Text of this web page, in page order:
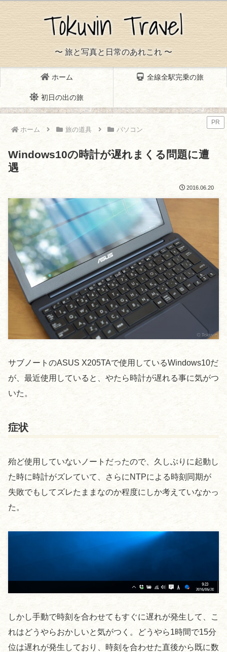
〜 旅と写真と日常のあれこれ 〜
ホーム 全線全駅完乗の旅
初日の出の旅
PR
ホーム 旅の道具 パソコン
Windows10の時計が遅れまくる問題に遭
遇
2016.06.20
サブノートのASUS X205TAで使用しているWindows10だ
が、最近使用していると、やたら時計が遅れる事に気がつ
いた。
症状
殆ど使用していないノートだったので、久しぶりに起動し
た時に時計がズレていて、さらにNTPによる時刻同期が
失敗でもしてズレたままなのか程度にしか考えていなかっ
た。
しかし手動で時刻を合わせてもすぐに遅れが発生して、こ
れはどうやらおかしいと気がつく。どうやら1時間で15分
位は遅れが発生しており、時刻を合わせた直後から既に数